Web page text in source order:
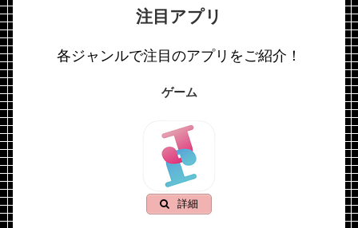
注目アプリ
各ジャンルで注目のアプリをご紹介！
ゲーム
詳細